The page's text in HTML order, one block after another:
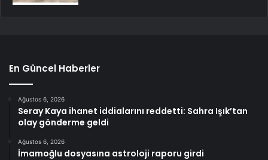
En Güncel Haberler
Ağustos 6, 2026
Seray Kaya ihanet iddialarını reddetti: Sahra Işık’tan
olay gönderme geldi
Ağustos 6, 2026
İmamoğlu dosyasına astroloji raporu girdi